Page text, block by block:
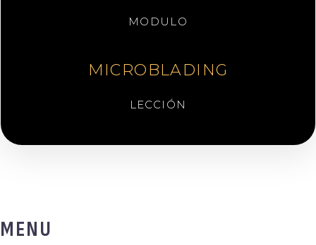
MODULO
MICROBLADING
LECCIÓN
MENU